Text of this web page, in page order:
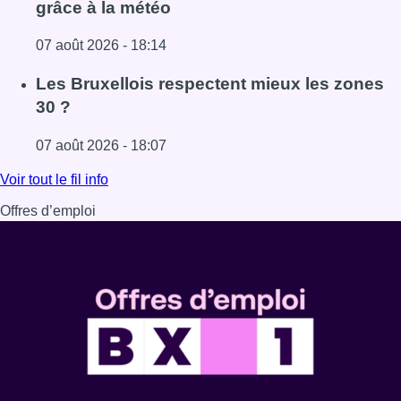
grâce à la météo
07 août 2026 - 18:14
Lire l'article Foire du Midi: les visiteurs au rendez-vous
Les Bruxellois respectent mieux les zones
30 ?
07 août 2026 - 18:07
Lire l'article Les Bruxellois respectent mieux les zones 30
Voir tout le fil info
Offres d’emploi